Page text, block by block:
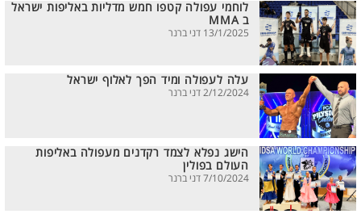
לוחמי עפולה קטפו חמש מדליות באליפות ישראל
ב MMA
13/1/2025 דני ברנר
עלה לעפולה ומיד הפך לאלוף ישראל
2/12/2024 דני ברנר
הישג נפלא לצמד רקדנים מעפולה באליפות
העולם בפולין
7/10/2024 דני ברנר